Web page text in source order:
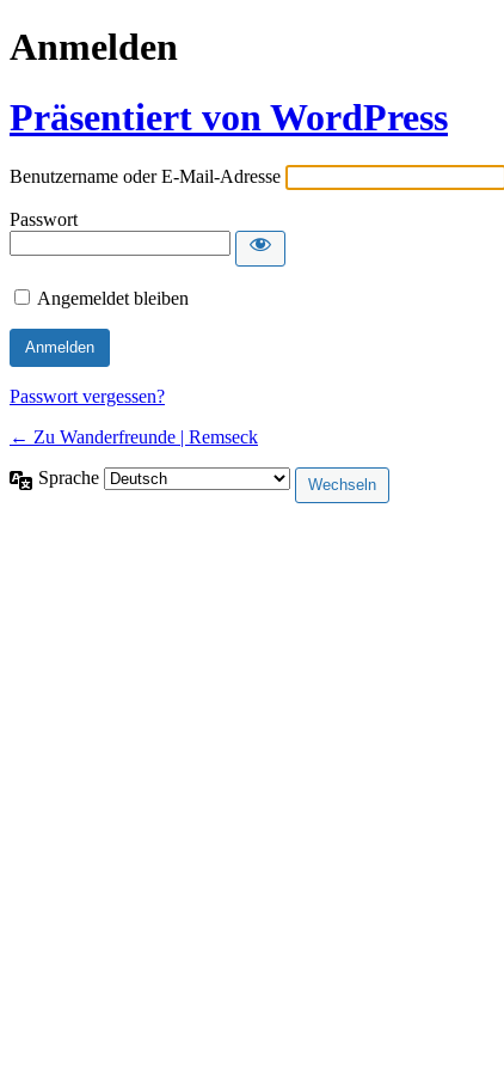
Anmelden
Präsentiert von WordPress
Benutzername oder E-Mail-Adresse
Passwort
Angemeldet bleiben
Passwort vergessen?
← Zu Wanderfreunde | Remseck
Sprache